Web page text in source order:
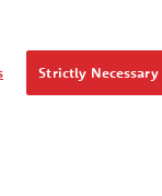
licence
Strictly